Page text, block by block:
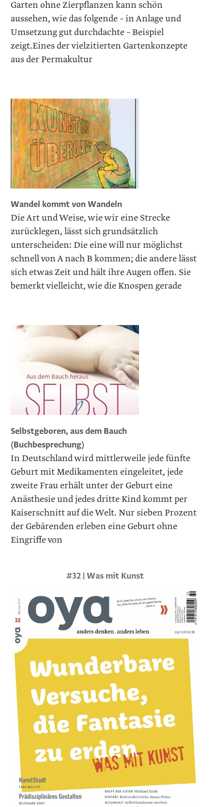
Garten ohne Zierpflanzen kann schön
aussehen, wie das folgende – in Anlage und
Umsetzung gut durchdachte – Beispiel
zeigt.Eines der vielzitierten Gartenkonzepte
aus der Permakultur
Wandel kommt von Wandeln
Die Art und Weise, wie wir eine Strecke
zurücklegen, lässt sich grundsätzlich
unterscheiden: Die eine will nur möglichst
schnell von A nach B kommen; die andere lässt
sich etwas Zeit und hält ihre Augen offen. Sie
bemerkt vielleicht, wie die Knospen gerade
Selbstgeboren, aus dem Bauch
(Buchbesprechung)
In Deutschland wird mittlerweile jede fünfte
Geburt mit Medikamenten eingeleitet, jede
zweite Frau erhält unter der Geburt eine
Anästhesie und jedes dritte Kind kommt per
Kaiserschnitt auf die Welt. Nur sieben Prozent
der Gebärenden erleben eine Geburt ohne
Eingriffe von
#32 | Was mit Kunst